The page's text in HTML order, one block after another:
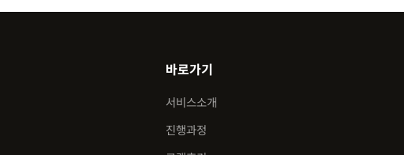
바로가기
서비스소개
진행과정